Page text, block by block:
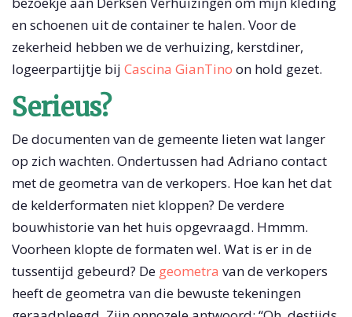
en schoenen uit de container te halen. Voor de
zekerheid hebben we de verhuizing, kerstdiner,
logeerpartijtje bij Cascina GianTino on hold gezet.
Serieus?
De documenten van de gemeente lieten wat langer
op zich wachten. Ondertussen had Adriano contact
met de geometra van de verkopers. Hoe kan het dat
de kelderformaten niet kloppen? De verdere
bouwhistorie van het huis opgevraagd. Hmmm.
Voorheen klopte de formaten wel. Wat is er in de
tussentijd gebeurd? De geometra van de verkopers
heeft de geometra van die bewuste tekeningen